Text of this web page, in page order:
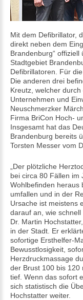
Mit dem Defibrillator,
direkt neben dem
Brandenburg“
Stadtgebiet
Defibrillatoren. Für
Die anderen drei
Kreutz, welcher
Unternehmen und
Neuschmerzker
Firma BriCon Hoch-
Insgesamt hat das
Brandenburg bereits
Torsten Messer vom
„Der plötzliche
bei circa 80 Fällen im
Wohlbefinden heraus
umfallen und in der
Ursache ist meistens
darauf an, wie
Dr. Martin
in der Stadt. Er
sofortige Ersthelfer-
Bewusstlosigkeit,
Herzdruckmassage
der Brust 100 bis 120
tief. Wenn das sofort
sich statistisch die
Hochstatter weiter.